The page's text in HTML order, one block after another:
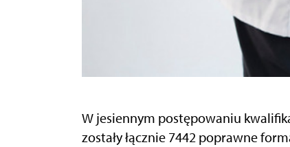
W jesiennym postępowaniu
zostały łącznie 7442 poprawne